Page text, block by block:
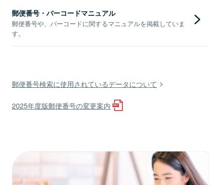
郵便番号・バーコードマニュアル
郵便番号や、バーコードに関するマニュアルを掲載していま
す。
郵便番号検索に使用されているデータについて
2025年度版郵便番号の変更案内